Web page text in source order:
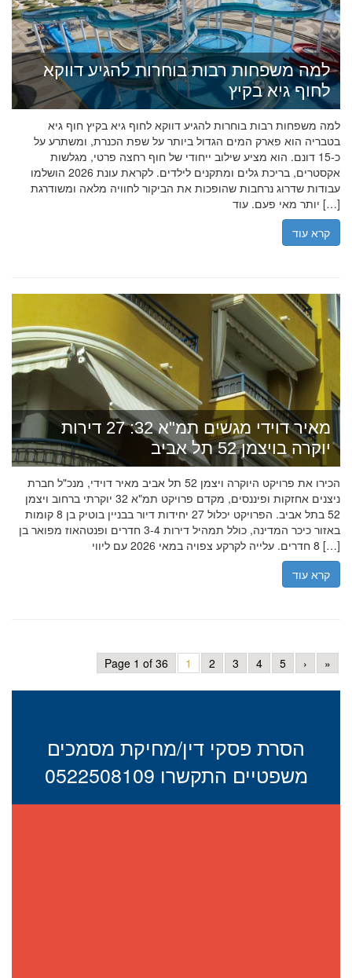
למה משפחות רבות בוחרות להגיע דווקא
לחוף גיא בקיץ
למה משפחות רבות בוחרות להגיע דווקא לחוף גיא בקיץ חוף גיא
בטבריה הוא פארק המים הגדול ביותר על שפת הכנרת, ומשתרע על
כ-15 דונם. הוא מציע שילוב ייחודי של חוף רחצה פרטי, מגלשות
אקסטרים, בריכת גלים ומתקנים לילדים. לקראת עונת 2026 הושלמו
עבודות שדרוג נרחבות שהופכות את הביקור לחוויה מלאה ומשודרגת
יותר מאי פעם. עוד […]
קרא עוד
מאיר דוידי מגשים תמ"א 32: 27 דירות
יוקרה בויצמן 52 תל אביב
הכירו את פרויקט היוקרה ויצמן 52 תל אביב מאיר דוידי, מנכ"ל חברת
ניצנים אחזקות ופיננסים, מקדם פרויקט תמ"א 32 יוקרתי ברחוב ויצמן
52 בתל אביב. הפרויקט יכלול 27 יחידות דיור בבניין בוטיק בן 8 קומות
באזור כיכר המדינה, כולל תמהיל דירות 3-4 חדרים ופנטהאוז מפואר בן
8 חדרים. עלייה לקרקע צפויה במאי 2026 עם ליווי […]
קרא עוד
Page 1 of 36 1 2 3 4 5 › »
הסרת פסקי דין/מחיקת מסמכים
משפטיים התקשרו 0522508109